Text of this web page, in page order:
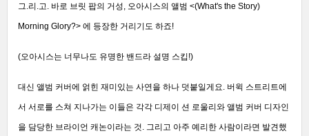
그.리.고. 바로 브릿 팝의 거성, 오아시스의 앨범 <(What's the Story)
Morning Glory?> 에 등장한 거리기도 하죠!
(오아시스는 너무나도 유명한 밴드라 설명 스킵!)
대신 앨범 커버에 얽힌 재미있는 사연을 하나 덧붙일게요. 버윅 스트리트에
서 서로를 스쳐 지나가는 이들은 각각 디제이 션 로울리와 앨범 커버 디자인
을 담당한 브라이언 캐논이라는 것. 그리고 아주 예리한 사람이라면 발견했